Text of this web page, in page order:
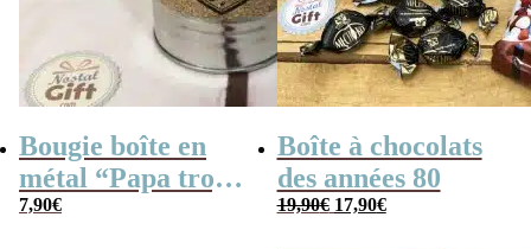
Bougie boîte en
métal “Papa trop
cool” (gris)
7,90€
Boîte à chocolats
des années 80
19,90€ Le
17,90€Le